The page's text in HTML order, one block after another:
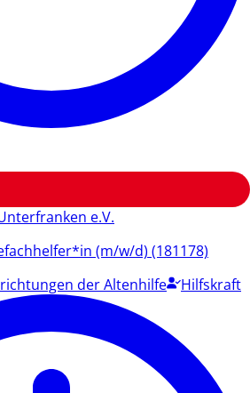
e.V.
(m/w/d) (181178)
der Altenhilfe Hilfskraft